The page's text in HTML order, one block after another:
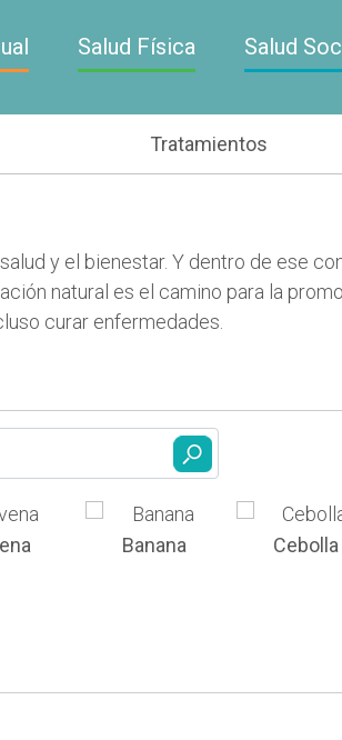
Salud Física Salud
Tratamientos
y el bienestar. Y dentro de ese
natural es el camino para la
curar enfermedades.
Banana Cebolla